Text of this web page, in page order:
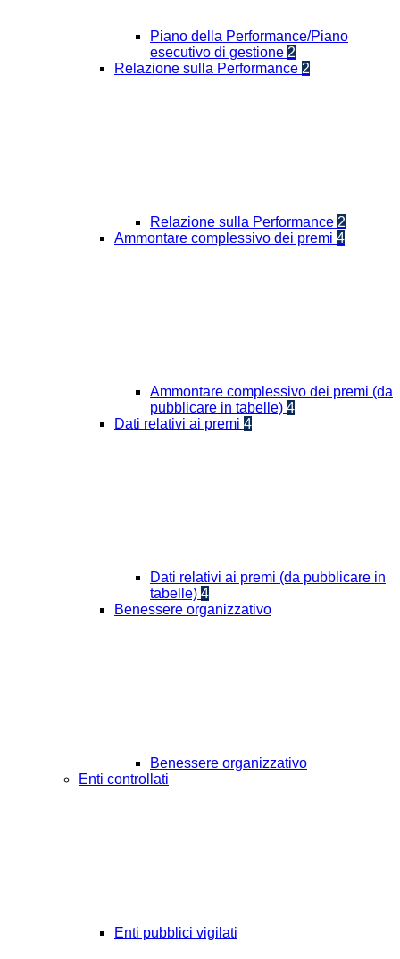
Piano della Performance/Piano
esecutivo di gestione 2
Relazione sulla Performance 2
Relazione sulla Performance 2
Ammontare complessivo dei premi 4
Ammontare complessivo dei premi (da
pubblicare in tabelle) 4
Dati relativi ai premi 4
Dati relativi ai premi (da pubblicare in
tabelle) 4
Benessere organizzativo
Benessere organizzativo
Enti controllati
Enti pubblici vigilati